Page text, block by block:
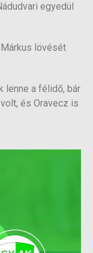
egyedül
lövését
lenne a félidő, bár
és Oravecz is